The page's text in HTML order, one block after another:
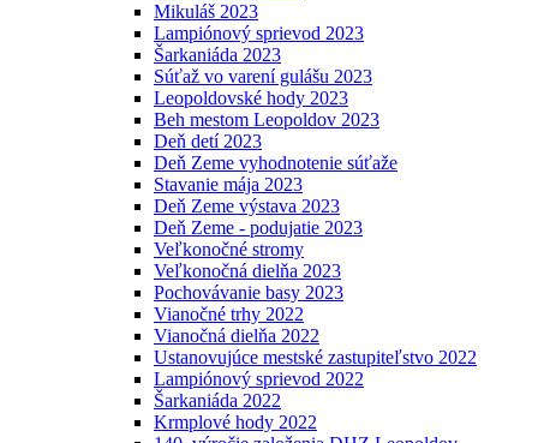
Mikuláš 2023
Lampiónový sprievod 2023
Šarkaniáda 2023
Súťaž vo varení gulášu 2023
Leopoldovské hody 2023
Beh mestom Leopoldov 2023
Deň detí 2023
Deň Zeme vyhodnotenie súťaže
Stavanie mája 2023
Deň Zeme výstava 2023
Deň Zeme - podujatie 2023
Veľkonočné stromy
Veľkonočná dielňa 2023
Pochovávanie basy 2023
Vianočné trhy 2022
Vianočná dielňa 2022
Ustanovujúce mestské zastupiteľstvo 2022
Lampiónový sprievod 2022
Šarkaniáda 2022
Krmplové hody 2022